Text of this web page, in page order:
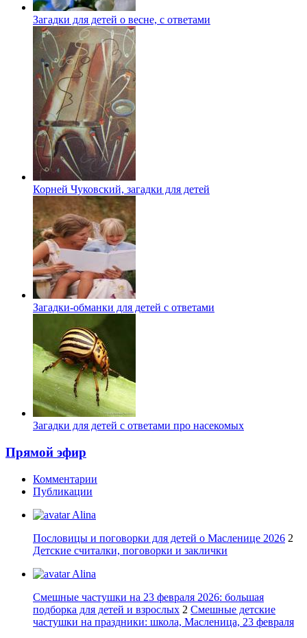
Загадки для детей о весне, с ответами
Корней Чуковский, загадки для детей
Загадки-обманки для детей с ответами
Загадки для детей с ответами про насекомых
Прямой эфир
Комментарии
Публикации
Alina
Пословицы и поговорки для детей о Масленице 2026 2
Детские считалки, поговорки и заклички
Alina
Смешные частушки на 23 февраля 2026: большая
подборка для детей и взрослых 2 Смешные детские
частушки на праздники: школа, Масленица, 23 февраля